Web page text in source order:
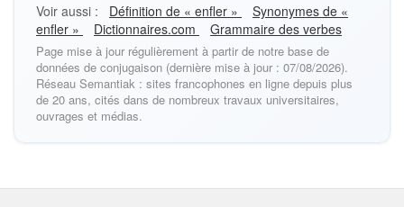
Voir aussi : Définition de « enfler »
Synonymes de «
enfler »
Dictionnaires.com Grammaire des verbes
Page mise à jour régulièrement à partir de notre base de
données de conjugaison (dernière mise à jour : 07/08/2026).
Réseau Semantiak : sites francophones en ligne depuis plus
de 20 ans, cités dans de nombreux travaux universitaires,
ouvrages et médias.